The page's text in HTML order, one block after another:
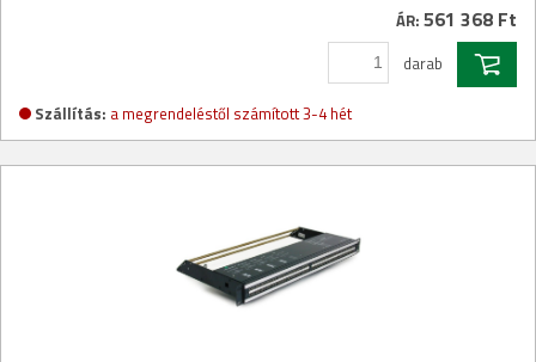
ÁR: 561 368 Ft
darab
Szállítás: a megrendeléstől számított 3-4 hét